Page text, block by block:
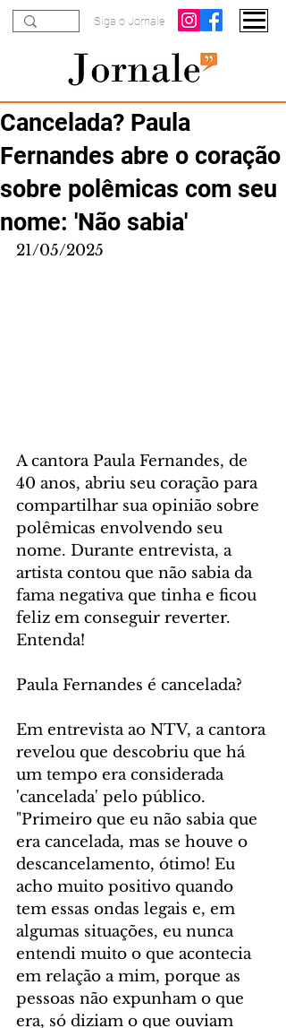
Siga o Jornale
Cancelada? Paula
Fernandes abre o coração
sobre polêmicas com seu
nome: 'Não sabia'
21/05/2025
A cantora Paula Fernandes, de
40 anos, abriu seu coração para
compartilhar sua opinião sobre
polêmicas envolvendo seu
nome. Durante entrevista, a
artista contou que não sabia da
fama negativa que tinha e ficou
feliz em conseguir reverter.
Entenda!
Paula Fernandes é cancelada?
Em entrevista ao NTV, a cantora
revelou que descobriu que há
um tempo era considerada
'cancelada' pelo público.
"Primeiro que eu não sabia que
era cancelada, mas se houve o
descancelamento, ótimo! Eu
acho muito positivo quando
tem essas ondas legais e, em
algumas situações, eu nunca
entendi muito o que acontecia
em relação a mim, porque as
pessoas não expunham o que
era, só diziam o que ouviam